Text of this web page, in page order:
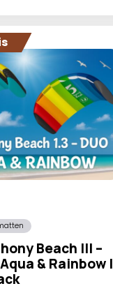
Beach III –
Aqua & Rainbow |